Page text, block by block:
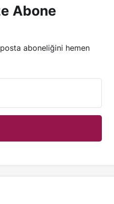
Abone
aboneliğini hemen